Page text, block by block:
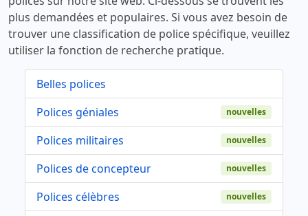
plus demandées et populaires. Si vous avez besoin de
trouver une classification de police spécifique, veuillez
utiliser la fonction de recherche pratique.
Belles polices
Polices géniales
nouvelles
Polices militaires nouvelles
Polices de concepteur nouvelles
Polices célèbres nouvelles